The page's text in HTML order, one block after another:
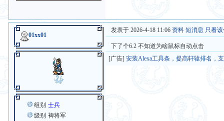
01xx01
组别 士兵
级别 裨将军
发表于 2026-4-18 11:06 资料 短消息 只看
下了个6.2 不知道为啥鼠标自动点击
[广告]安装Alexa工具条，提高轩辕排名，